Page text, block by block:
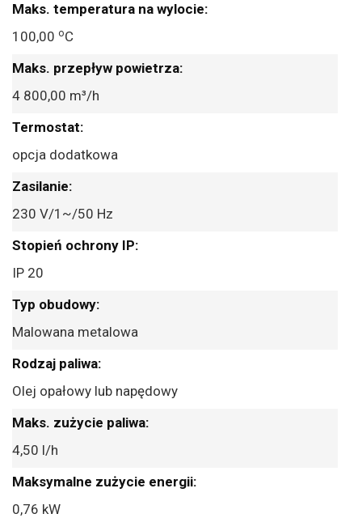
100,00 oC
4 800,00 m³/h
opcja dodatkowa
230 V/1~/50 Hz
IP 20
Malowana metalowa
Olej opałowy lub napędowy
4,50 l/h
0,76 kW